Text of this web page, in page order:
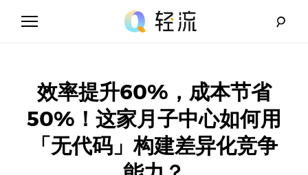
流
_
A
效率提升60%，成本节省
50%！这家月子中心如何用
「无代码」构建差异化竞争